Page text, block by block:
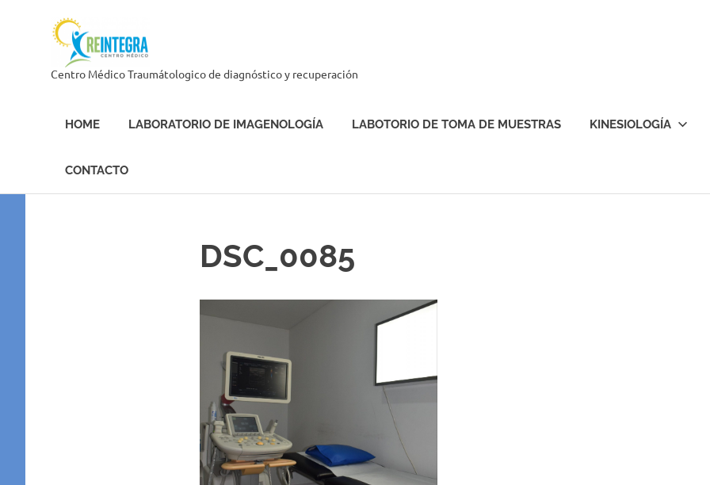
Médico
Reintegra
Centro Médico Traumátologico de diagnóstico y recuperación
HOME LABORATORIO DE IMAGENOLOGÍA LABOTORIO DE TOMA DE MUESTRAS KINESIOLOGÍA
CONTACTO
DSC_0085